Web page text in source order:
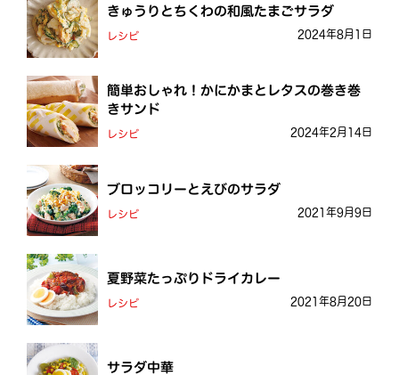
きゅうりとちくわの和風たまごサラダ
レシピ 2024年8月1日
簡単おしゃれ！かにかまとレタスの巻き巻
きサンド
レシピ 2024年2月14日
ブロッコリーとえびのサラダ
レシピ 2021年9月9日
夏野菜たっぷりドライカレー
レシピ 2021年8月20日
サラダ中華